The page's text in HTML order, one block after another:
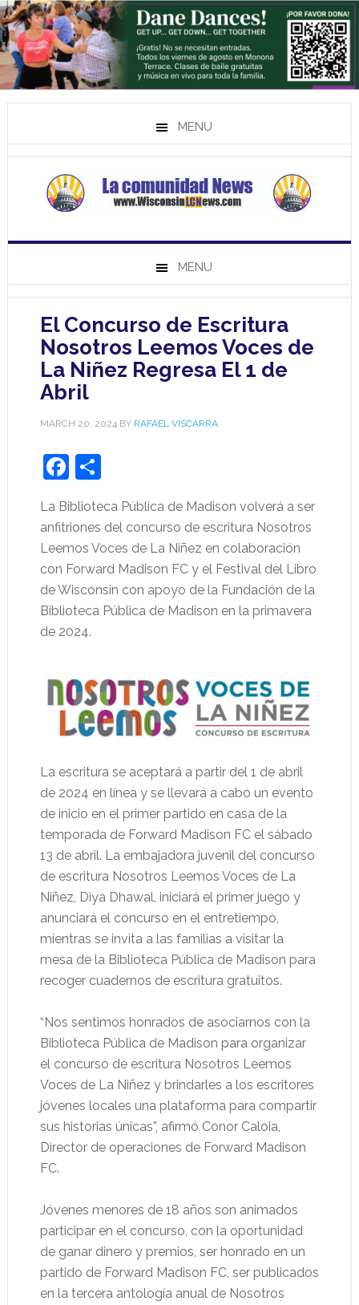
MENU
MENU
El Concurso de Escritura
Nosotros Leemos Voces de
La Niñez Regresa El 1 de
Abril
MARCH 20, 2024BY RAFAEL VISCARRA
Facebook
Share
La Biblioteca Pública de Madison volverá a ser
anfitriones del concurso de escritura Nosotros
Leemos Voces de La Niñez en colaboración
con Forward Madison FC y el Festival del Libro
de Wisconsin con apoyo de la Fundación de la
Biblioteca Pública de Madison en la primavera
de 2024.
La escritura se aceptará a partir del 1 de abril
de 2024 en línea y se llevará a cabo un evento
de inicio en el primer partido en casa de la
temporada de Forward Madison FC el sábado
13 de abril. La embajadora juvenil del concurso
de escritura Nosotros Leemos Voces de La
Niñez, Diya Dhawal, iniciará el primer juego y
anunciará el concurso en el entretiempo,
mientras se invita a las familias a visitar la
mesa de la Biblioteca Pública de Madison para
recoger cuadernos de escritura gratuitos.
“Nos sentimos honrados de asociarnos con la
Biblioteca Pública de Madison para organizar
el concurso de escritura Nosotros Leemos
Voces de La Niñez y brindarles a los escritores
jóvenes locales una plataforma para compartir
sus historias únicas”, afirmó Conor Caloia,
Director de operaciones de Forward Madison
FC.
Jóvenes menores de 18 años son animados
participar en el concurso, con la oportunidad
de ganar dinero y premios, ser honrado en un
partido de Forward Madison FC, ser publicados
en la tercera antología anual de Nosotros